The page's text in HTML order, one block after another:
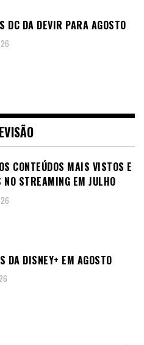
DC DA DEVIR PARA AGOSTO
CONTEÚDOS MAIS VISTOS E
NO STREAMING EM JULHO
DA DISNEY+ EM AGOSTO